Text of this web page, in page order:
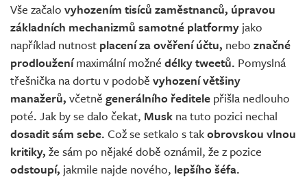
Vše začalo vyhozením tisíců zaměstnanců, úpravou
základních mechanizmů samotné platformy jako
například nutnost placení za ověření účtu, nebo značné
prodlouženímaximální možné délky tweetů. Pomyslná
třešnička na dortu v podobě vyhození většiny
manažerů, včetně generálního ředitele přišla nedlouho
poté. Jak by se dalo čekat, Musk na tuto pozici nechal
dosadit sám sebe. Což se setkalo s takobrovskou vlnou
kritiky, že sám po nějaké době oznámil, že z pozice
odstoupí, jakmile najde nového, lepšího šéfa.